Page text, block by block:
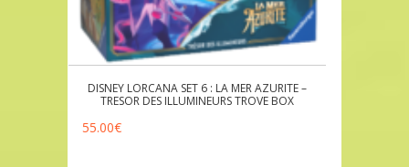
DISNEY LORCANA SET 6 : LA MER AZURITE –
TRESOR DES ILLUMINEURS TROVE BOX
55.00€